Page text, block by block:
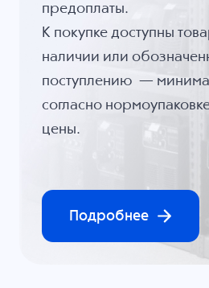
предоплаты.
К покупке доступны
наличии или
поступлению —
согласно
цены.
Подробнее